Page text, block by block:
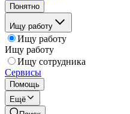
Понятно
Ищу работу
Ищу работу
Ищу работу
Ищу сотрудника
Сервисы
Помощь
Ещё